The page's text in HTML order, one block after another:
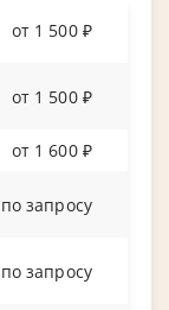
от 1 500 ₽
от 1 500 ₽
от 1 600 ₽
по запросу
по запросу